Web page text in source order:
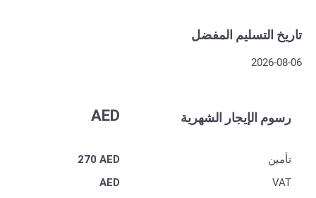
تاريخ التسليم المفضل
2026-08-06
رسوم الإيجار الشهرية AED
تأمين 270 AED
VAT
AED